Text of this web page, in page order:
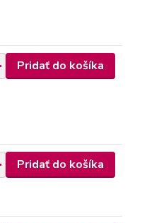
Pridať do košíka
Pridať do košíka